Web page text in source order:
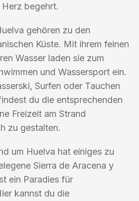
begehrt.
gehören zu den
Küste. Mit ihrem feinen
Wasser laden sie zum
und Wassersport ein.
Surfen oder Tauchen
du die entsprechenden
Freizeit am Strand
zu gestalten.
um Huelva hat einiges zu
Sierra de Aracena y
ein Paradies für
kannst du die